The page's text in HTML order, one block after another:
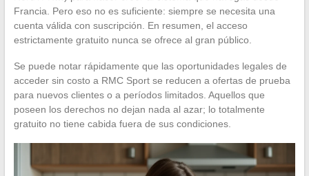
Francia. Pero eso no es suficiente: siempre se necesita una
cuenta válida con suscripción. En resumen, el acceso
estrictamente gratuito nunca se ofrece al gran público.
Se puede notar rápidamente que las oportunidades legales de
acceder sin costo a RMC Sport se reducen a ofertas de prueba
para nuevos clientes o a períodos limitados. Aquellos que
poseen los derechos no dejan nada al azar; lo totalmente
gratuito no tiene cabida fuera de sus condiciones.